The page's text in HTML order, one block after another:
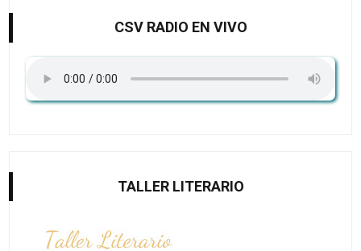
CSV RADIO EN VIVO
TALLER LITERARIO